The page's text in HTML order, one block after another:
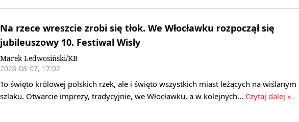
Na rzece wreszcie zrobi się tłok. We Włocławku rozpoczął się
jubileuszowy 10. Festiwal Wisły
Marek Ledwosiński/KB
2026-08-07, 17:02
To święto królowej polskich rzek, ale i święto wszystkich miast leżących na wiślanym
szlaku. Otwarcie imprezy, tradycyjnie, we Włocławku, a w kolejnych… Czytaj dalej »